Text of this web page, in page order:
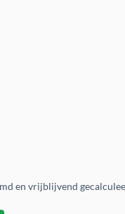
en vrijblijvend